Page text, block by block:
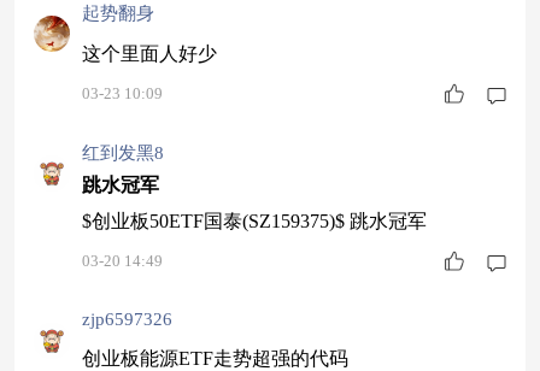
趁这两天盘整分批建仓，舒服吃大肉。
起势翻身
这个里面人好少
03-23 10:09
红到发黑8
跳水冠军
$创业板50ETF国泰(SZ159375)$ 跳水冠军
03-20 14:49
zjp6597326
创业板能源ETF走势超强的代码